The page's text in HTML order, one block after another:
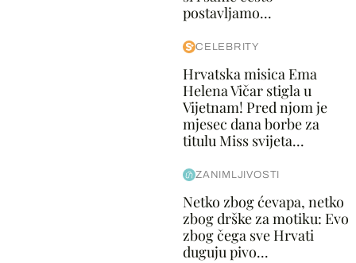
postavljamo...
CELEBRITY
Hrvatska misica Ema
Helena Vičar stigla u
Vijetnam! Pred njom je
mjesec dana borbe za
titulu Miss svijeta...
ZANIMLJIVOSTI
Netko zbog ćevapa, netko
zbog drške za motiku: Evo
zbog čega sve Hrvati
duguju pivo...